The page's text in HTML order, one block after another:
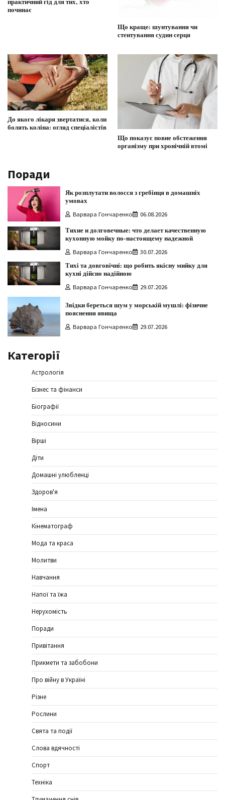
практичний гід для тих, хто
починає
Що краще: шунтування чи
стентування судин серця
До якого лікаря звертатися, коли
болять коліна: огляд спеціалістів
Що показує повне обстеження
організму при хронічній втомі
Поради
Як розплутати волосся з гребінця в домашніх
умовах
Варвара Гончаренко 06.08.2026
Тихие и долговечные: что делает качественную
кухонную мойку по-настоящему надежной
Варвара Гончаренко 30.07.2026
Тихі та довговічні: що робить якісну мийку для
кухні дійсно надійною
Варвара Гончаренко 29.07.2026
Звідки береться шум у морській мушлі: фізичне
пояснення явища
Варвара Гончаренко 29.07.2026
Категорії
Астрологія
Бізнес та фінанси
Біографії
Відносини
Вірші
Діти
Домашні улюбленці
Здоров'я
Імена
Кінематограф
Мода та краса
Молитви
Навчання
Напої та їжа
Нерухомість
Поради
Привітання
Прикмети та забобони
Про війну в Україні
Різне
Рослини
Свята та події
Слова вдячності
Спорт
Техніка